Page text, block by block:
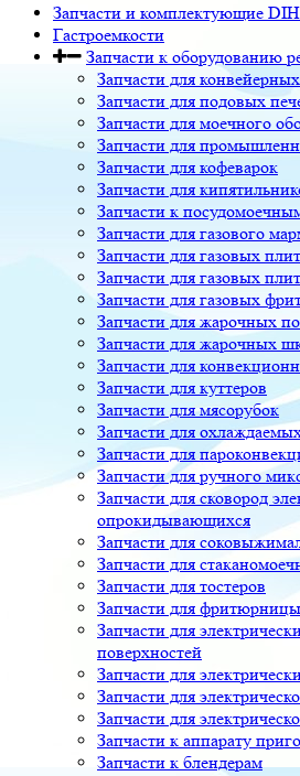
Запчасти и комплектующие
Гастроемкости
Запчасти к оборудованию
Запчасти для
Запчасти для подовых
Запчасти для моечного
Запчасти для
Запчасти для кофеварок
Запчасти для
Запчасти к
Запчасти для газового
Запчасти для газовых плит
Запчасти для газовых
Запчасти для газовых
Запчасти для жарочных
Запчасти для жарочных
Запчасти для
Запчасти для куттеров
Запчасти для мясорубок
Запчасти для
Запчасти для
Запчасти для ручного
Запчасти для сковород
опрокидывающихся
Запчасти для
Запчасти для
Запчасти для тостеров
Запчасти для фритюрницы
Запчасти для
поверхностей
Запчасти для
Запчасти для
Запчасти для
Запчасти к аппарату
Запчасти к блендерам